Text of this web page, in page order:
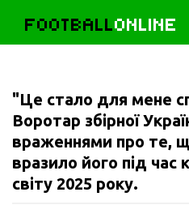
FOOTBALLONLINE
"Це стало для мене
Воротар збірної
враженнями про те,
вразило його під час
світу 2025 року.